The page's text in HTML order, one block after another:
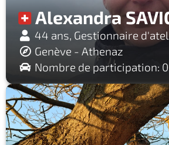
Alexandra
44 ans, Gestionnaire
Genève - Athenaz
Nombre de participation: 0